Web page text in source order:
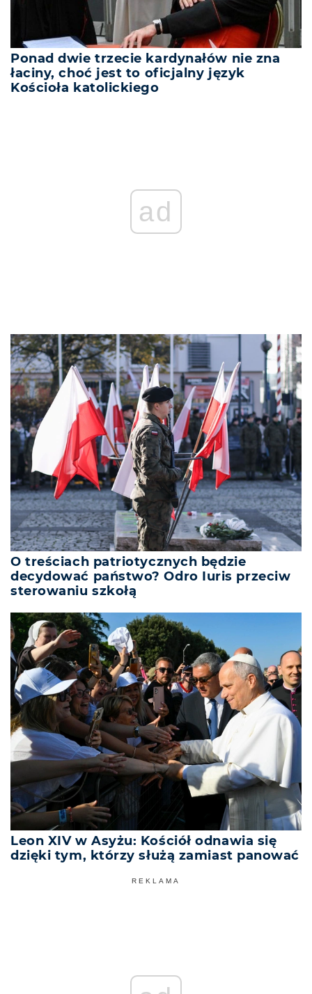
Ponad dwie trzecie kardynałów nie zna
łaciny, choć jest to oficjalny język
Kościoła katolickiego
ad
O treściach patriotycznych będzie
decydować państwo? Odro Iuris przeciw
sterowaniu szkołą
Leon XIV w Asyżu: Kościół odnawia się
dzięki tym, którzy służą zamiast panować
REKLAMA